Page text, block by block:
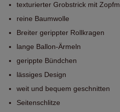
texturierter Grobstrick mit
reine Baumwolle
Breiter gerippter Rollkragen
lange Ballon-Ärmeln
gerippte Bündchen
lässiges Design
weit und bequem geschnitten
Seitenschlitze